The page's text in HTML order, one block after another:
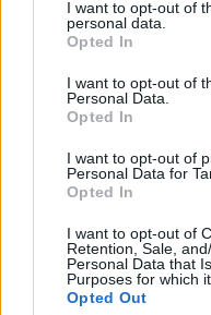
not limited to your visit
grant or deny consent to
use your data for below
consent section.
I want to opt-out of
personal data.
Opted In
I want to opt-out of
Personal Data.
Opted In
I want to opt-out of
Personal Data for
Opted In
I want to opt-out of
Retention, Sale,
Personal Data that
Purposes for which
Opted Out
Kecskemétig. A
öt karikát a
alatt az „Olimpiai
1936” felirat
útvonala és a
megismerhető a
görögországi
Belgrádon,
egészen Berlinig.
Fekete házban, a
kiállítóhelyén